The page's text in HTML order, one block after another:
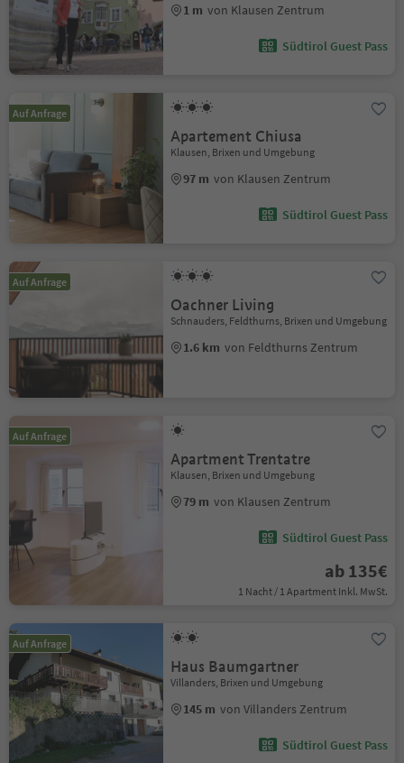
1 m von Klausen Zentrum
Südtirol Guest Pass
Auf Anfrage
Apartement Chiusa
Klausen, Brixen und Umgebung
97 m von Klausen Zentrum
Südtirol Guest Pass
Auf Anfrage
Oachner Living
Schnauders, Feldthurns, Brixen und Umgebung
1.6 km von Feldthurns Zentrum
Auf Anfrage
Apartment Trentatre
Klausen, Brixen und Umgebung
79 m von Klausen Zentrum
Südtirol Guest Pass
ab 135€
1 Nacht / 1 Apartment Inkl. MwSt.
Auf Anfrage
Haus Baumgartner
Villanders, Brixen und Umgebung
145 m von Villanders Zentrum
Südtirol Guest Pass